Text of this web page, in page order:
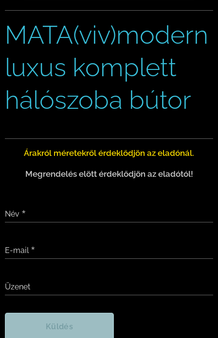
MATA(viv)modern
luxus komplett
hálószoba bútor
Árakról méretekről érdeklődjön az eladónál.
Megrendelés elött érdeklődjön az eladótól!
Név
E-mail
Üzenet
Küldés